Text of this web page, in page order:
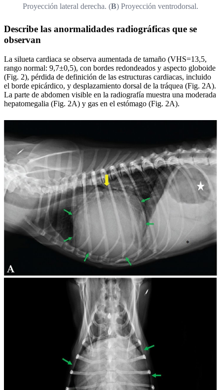
Proyección lateral derecha. (B) Proyección ventrodorsal.
Describe las anormalidades radiográficas que se
observan
La silueta cardiaca se observa aumentada de tamaño (VHS=13,5,
rango normal: 9,7±0,5), con bordes redondeados y aspecto globoide
(Fig. 2), pérdida de definición de las estructuras cardiacas, incluido
el borde epicárdico, y desplazamiento dorsal de la tráquea (Fig. 2A).
La parte de abdomen visible en la radiografía muestra una moderada
hepatomegalia (Fig. 2A) y gas en el estómago (Fig. 2A).